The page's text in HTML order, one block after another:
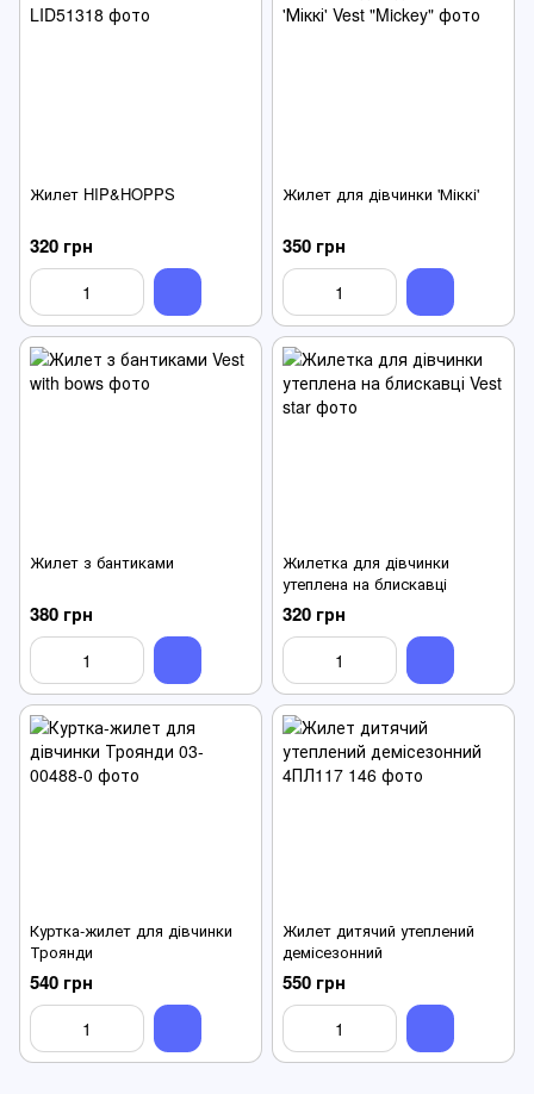
Жилет HIP&HOPPS
320 грн
Жилет для дівчинки 'Міккі'
350 грн
Жилет з бантиками
380 грн
Жилетка для дівчинки
утеплена на блискавці
320 грн
Куртка-жилет для дівчинки
Троянди
540 грн
Жилет дитячий утеплений
демісезонний
550 грн